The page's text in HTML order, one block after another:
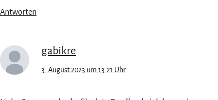
Antworten
gabikre
3. August 2023 um 13:21 Uhr